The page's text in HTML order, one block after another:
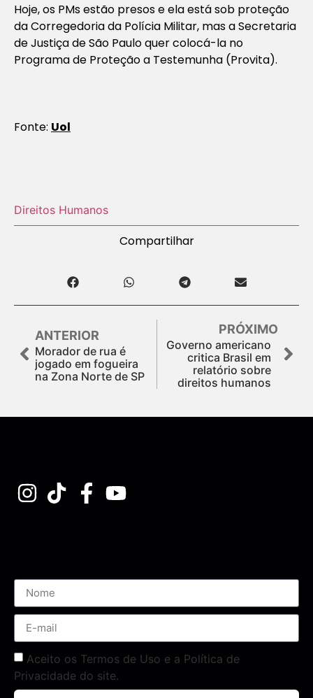
Hoje, os PMs estão presos e ela está sob proteção
da Corregedoria da Polícia Militar, mas a Secretaria
de Justiça de São Paulo quer colocá-la no
Programa de Proteção a Testemunha (Provita).
Fonte: Uol
Direitos Humanos
Compartilhar
ANTERIOR
Morador de rua é
jogado em fogueira
na Zona Norte de SP
PRÓXIMO
Governo americano
critica Brasil em
relatório sobre
direitos humanos
Aceito os Termos de Uso e a Política de
Privacidade do site.